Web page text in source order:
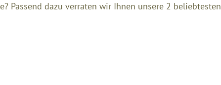
Passend dazu verraten wir Ihnen unsere 2